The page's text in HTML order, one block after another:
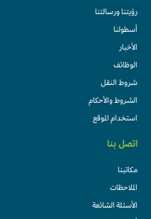
رؤيتنا ورسالتنا
أسطولنا
الأخبار
الوظائف
شروط النقل
الشروط والأحكام
استخدام الموقع
اتصل بنا
مكاتبنا
الملاحظات
الأسئلة الشائعة